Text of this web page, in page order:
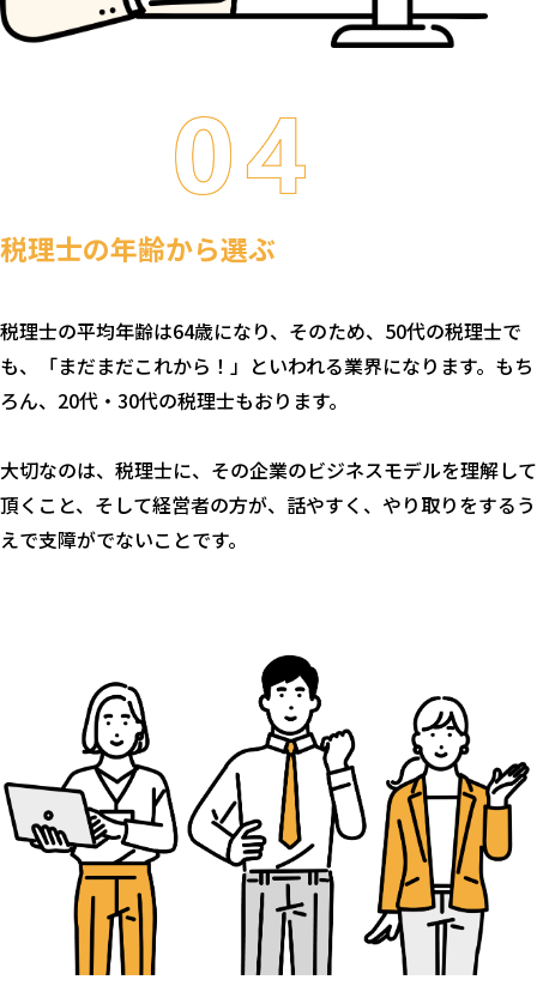
税理士の年齢から選ぶ
税理士の平均年齢は64歳になり、そのため、50代の税理士で
も、「まだまだこれから！」といわれる業界になります。もち
ろん、20代・30代の税理士もおります。
大切なのは、税理士に、その企業のビジネスモデルを理解して
頂くこと、そして経営者の方が、話やすく、やり取りをするう
えで支障がでないことです。